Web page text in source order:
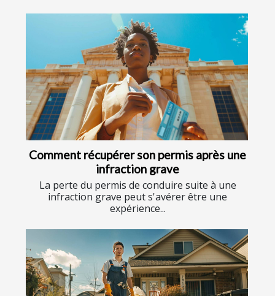
Comment récupérer son permis après une
infraction grave
La perte du permis de conduire suite à une
infraction grave peut s'avérer être une
expérience...